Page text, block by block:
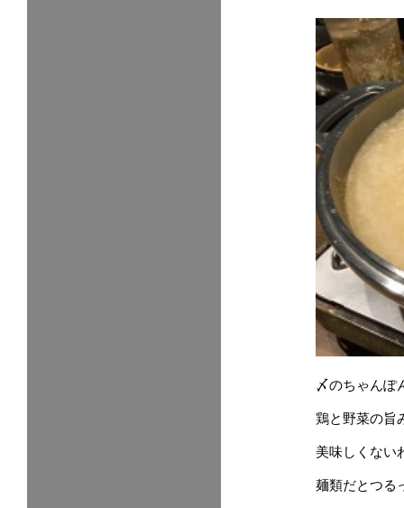
〆のちゃんぽ
鶏と野菜の旨
美味しくない
麺類だとつる